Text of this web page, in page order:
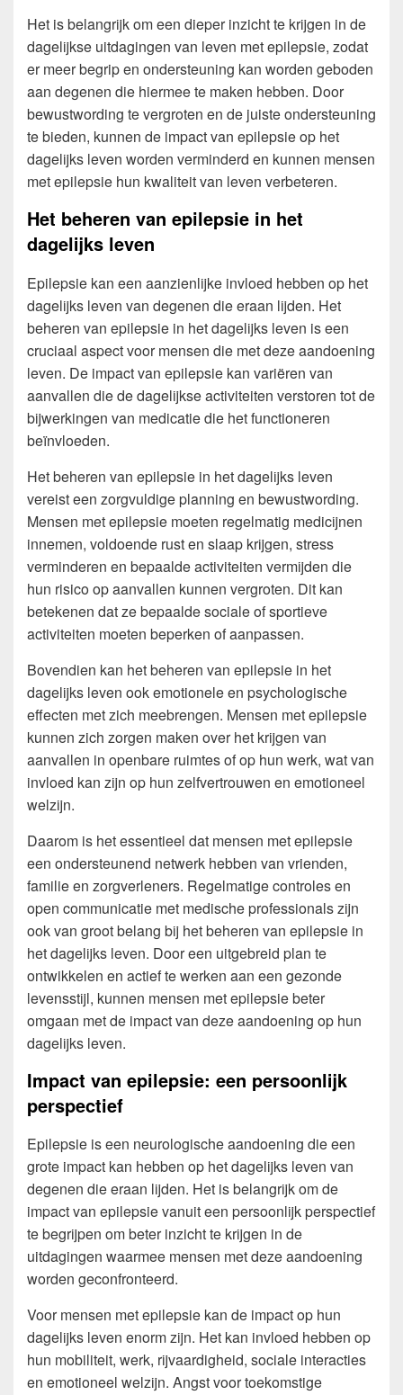
Het is belangrijk om een dieper inzicht te krijgen in de
dagelijkse uitdagingen van leven met epilepsie, zodat
er meer begrip en ondersteuning kan worden geboden
aan degenen die hiermee te maken hebben. Door
bewustwording te vergroten en de juiste ondersteuning
te bieden, kunnen de impact van epilepsie op het
dagelijks leven worden verminderd en kunnen mensen
met epilepsie hun kwaliteit van leven verbeteren.
Het beheren van epilepsie in het
dagelijks leven
Epilepsie kan een aanzienlijke invloed hebben op het
dagelijks leven van degenen die eraan lijden. Het
beheren van epilepsie in het dagelijks leven is een
cruciaal aspect voor mensen die met deze aandoening
leven. De impact van epilepsie kan variëren van
aanvallen die de dagelijkse activiteiten verstoren tot de
bijwerkingen van medicatie die het functioneren
beïnvloeden.
Het beheren van epilepsie in het dagelijks leven
vereist een zorgvuldige planning en bewustwording.
Mensen met epilepsie moeten regelmatig medicijnen
innemen, voldoende rust en slaap krijgen, stress
verminderen en bepaalde activiteiten vermijden die
hun risico op aanvallen kunnen vergroten. Dit kan
betekenen dat ze bepaalde sociale of sportieve
activiteiten moeten beperken of aanpassen.
Bovendien kan het beheren van epilepsie in het
dagelijks leven ook emotionele en psychologische
effecten met zich meebrengen. Mensen met epilepsie
kunnen zich zorgen maken over het krijgen van
aanvallen in openbare ruimtes of op hun werk, wat van
invloed kan zijn op hun zelfvertrouwen en emotioneel
welzijn.
Daarom is het essentieel dat mensen met epilepsie
een ondersteunend netwerk hebben van vrienden,
familie en zorgverleners. Regelmatige controles en
open communicatie met medische professionals zijn
ook van groot belang bij het beheren van epilepsie in
het dagelijks leven. Door een uitgebreid plan te
ontwikkelen en actief te werken aan een gezonde
levensstijl, kunnen mensen met epilepsie beter
omgaan met de impact van deze aandoening op hun
dagelijks leven.
Impact van epilepsie: een persoonlijk
perspectief
Epilepsie is een neurologische aandoening die een
grote impact kan hebben op het dagelijks leven van
degenen die eraan lijden. Het is belangrijk om de
impact van epilepsie vanuit een persoonlijk perspectief
te begrijpen om beter inzicht te krijgen in de
uitdagingen waarmee mensen met deze aandoening
worden geconfronteerd.
Voor mensen met epilepsie kan de impact op hun
dagelijks leven enorm zijn. Het kan invloed hebben op
hun mobiliteit, werk, rijvaardigheid, sociale interacties
en emotioneel welzijn. Angst voor toekomstige